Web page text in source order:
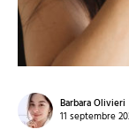
Barbara Olivieri
11 septembre